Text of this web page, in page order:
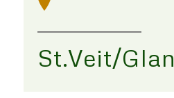
St.Veit/Glan